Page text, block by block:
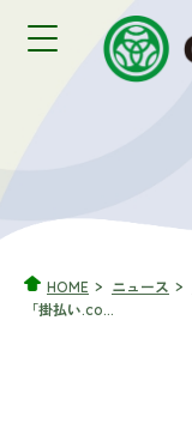
HOME ニュース
「掛払い.co...